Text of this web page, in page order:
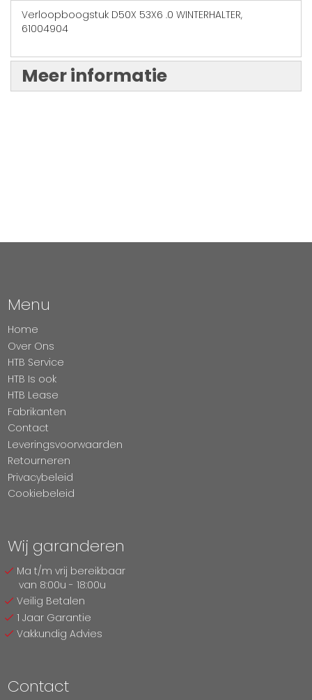
Verloopboogstuk D50X 53X6 .0 WINTERHALTER,
61004904
Meer informatie
Menu
Home
Over Ons
HTB Service
HTB Is ook
HTB Lease
Fabrikanten
Contact
Leveringsvoorwaarden
Retourneren
Privacybeleid
Cookiebeleid
Wij garanderen
Ma t/m vrij bereikbaar
van 8:00u - 18:00u
Veilig Betalen
1 Jaar Garantie
Vakkundig Advies
Contact